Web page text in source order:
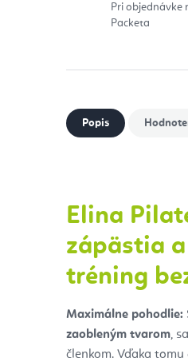
Pri objednávke
Packeta
Popis
Elina
zápästia
tréning
Maximálne pohodlie:
zaobleným tvarom,
členkom. Vďaka